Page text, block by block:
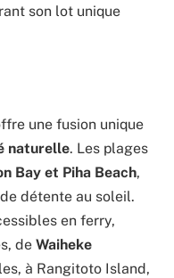
son lot unique
une fusion unique
naturelle. Les plages
Bay et Piha Beach,
détente au soleil.
en ferry,
de Waiheke
à Rangitoto Island,